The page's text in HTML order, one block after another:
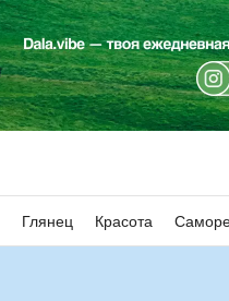
Глянец Красота